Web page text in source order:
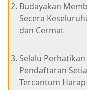
Budayakan
Secera
dan Cermat
Selalu
Pendaftaran
Tercantum